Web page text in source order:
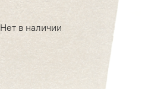
Нет в наличии